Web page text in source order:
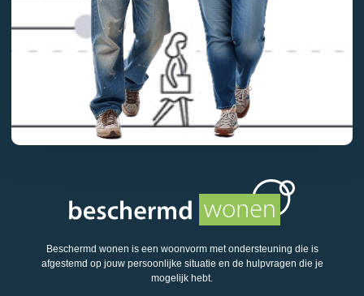
Beschermd wonen is een woonvorm met ondersteuning die is
afgestemd op jouw persoonlijke situatie en de hulpvragen die je
mogelijk hebt.